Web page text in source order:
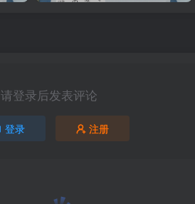
请登录后发表评论
登录 注册